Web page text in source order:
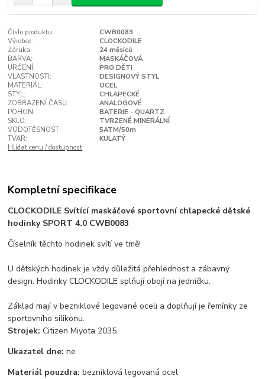
Číslo produktu:
CWB0083
Výrobce:
CLOCKODILE
Záruka:
24 měsíců
BARVA:
MASKÁČOVÁ
URČENÍ:
PRO DĚTI
VLASTNOSTI:
DESIGNOVÝ STYL
MATERIÁL:
OCEL
STYL:
CHLAPECKÉ
ZOBRAZENÍ ČASU:
ANALOGOVÉ
POHON:
BATERIE - QUARTZ
SKLO:
TVRZENÉ MINERÁLNÍ
VODOTĚSNOST:
5ATM/50m
TVAR:
KULATÝ
Hlídat cenu / dostupnost
Kompletní specifikace
CLOCKODILE Svítící maskáčové sportovní chlapecké dětské
hodinky SPORT 4.0 CWB0083
Číselník těchto hodinek svítí ve tmě!
U dětských hodinek je vždy důležitá přehlednost a zábavný
design. Hodinky CLOCKODILE splňují obojí na jedničku.
Základ mají v bezniklové legované oceli a doplňují je řemínky ze
sportovního silikonu.
Strojek: Citizen Miyota 2035
Ukazatel dne: ne
Materiál pouzdra: bezniklová legovaná ocel